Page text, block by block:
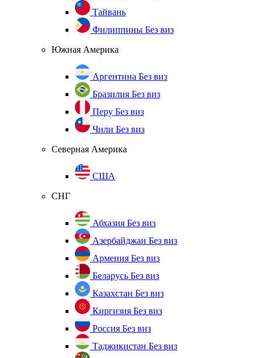
Тайвань
Филиппины Без виз
Южная Америка
Аргентина Без виз
Бразилия Без виз
Перу Без виз
Чили Без виз
Северная Америка
США
СНГ
Абхазия Без виз
Азербайджан Без виз
Армения Без виз
Беларусь Без виз
Казахстан Без виз
Киргизия Без виз
Россия Без виз
Таджикистан Без виз